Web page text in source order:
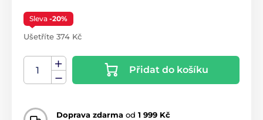
Sleva -20%
Ušetříte 374 Kč
Přidat do košíku
Doprava zdarma od 1 999 Kč